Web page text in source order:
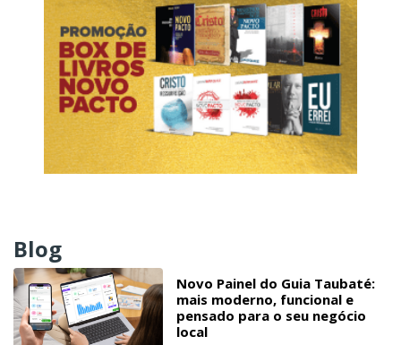
Blog
Novo Painel do Guia Taubaté:
mais moderno, funcional e
pensado para o seu negócio
local